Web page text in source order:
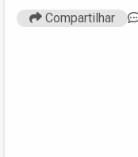
Compartilhar